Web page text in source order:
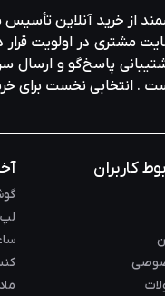
از خرید آنلاین
در اولویت قرار
پاسخ‌گو و ارسال
. انتخابی نخست برای
کاربران